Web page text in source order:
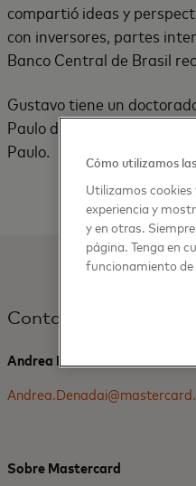
compartió ideas y
con inversores, partes
Banco Central de Brasil
Gustavo tiene un
Paulo de la Fundação
Paulo.
Contacto de medios
Andrea Denadai, Mastercard
Sobre Mastercard
Cómo utilizamos
Utilizamos
experiencia y
y en otras.
página. Tenga en
funcionamiento de